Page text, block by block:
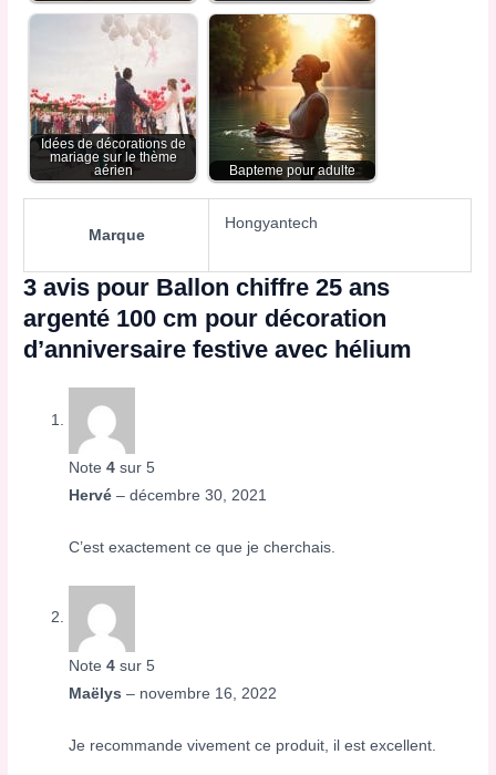
Idées de décorations de
mariage sur le thème
aérien
Bapteme pour adulte
Marque
Hongyantech
3 avis pour Ballon chiffre 25 ans
argenté 100 cm pour décoration
d’anniversaire festive avec hélium
Note4 sur 5
Hervé– décembre 30, 2021
C’est exactement ce que je cherchais.
Note4 sur 5
Maëlys– novembre 16, 2022
Je recommande vivement ce produit, il est excellent.